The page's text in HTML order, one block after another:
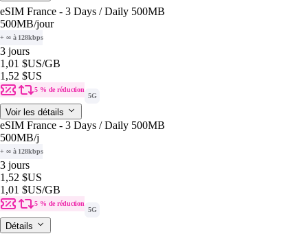
eSIM France - 3 Days / Daily 500MB
500MB/jour
+ ∞ à 128kbps
3 jours
1,01 $US/GB
1,52 $US
5 % de réduction
5G
Voir les détails
eSIM France - 3 Days / Daily 500MB
500MB/j
+ ∞ à 128kbps
3 jours
1,52 $US
1,01 $US/GB
5 % de réduction
5G
Détails